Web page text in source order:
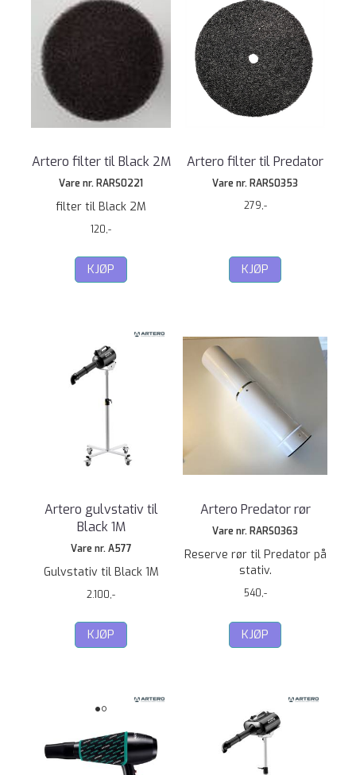
Artero filter til Black 2M
Vare nr. RARS0221
filter til Black 2M
120,-
KJØP
Artero filter til Predator
Vare nr. RARS0353
279,-
KJØP
Artero gulvstativ til
Black 1M
Vare nr. A577
Gulvstativ til Black 1M
2.100,-
KJØP
Artero Predator rør
Vare nr. RARS0363
Reserve rør til Predator på
stativ.
540,-
KJØP